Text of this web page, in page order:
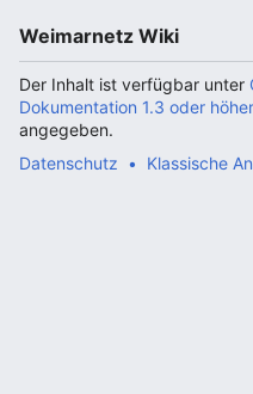
Weimarnetz Wiki
Der Inhalt ist verfügbar unter
Dokumentation 1.3 oder höher
angegeben.
Datenschutz
Klassische